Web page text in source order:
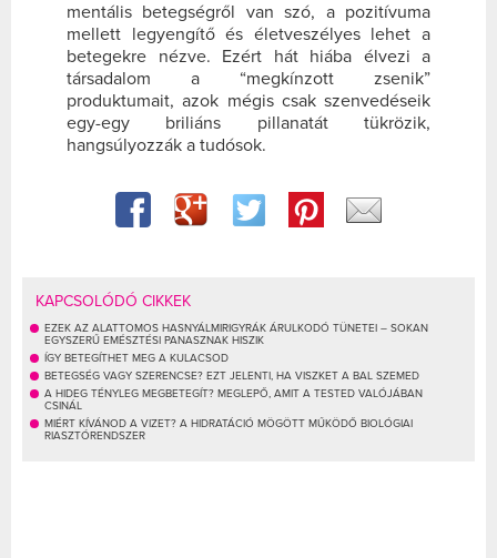
mentális betegségről van szó, a pozitívuma
mellett legyengítő és életveszélyes lehet a
betegekre nézve. Ezért hát hiába élvezi a
társadalom a “megkínzott zsenik”
produktumait, azok mégis csak szenvedéseik
egy-egy briliáns pillanatát tükrözik,
hangsúlyozzák a tudósok.
KAPCSOLÓDÓ CIKKEK
EZEK AZ ALATTOMOS HASNYÁLMIRIGYRÁK ÁRULKODÓ TÜNETEI – SOKAN
EGYSZERŰ EMÉSZTÉSI PANASZNAK HISZIK
ÍGY BETEGÍTHET MEG A KULACSOD
BETEGSÉG VAGY SZERENCSE? EZT JELENTI, HA VISZKET A BAL SZEMED
A HIDEG TÉNYLEG MEGBETEGÍT? MEGLEPŐ, AMIT A TESTED VALÓJÁBAN
CSINÁL
MIÉRT KÍVÁNOD A VIZET? A HIDRATÁCIÓ MÖGÖTT MŰKÖDŐ BIOLÓGIAI
RIASZTÓRENDSZER